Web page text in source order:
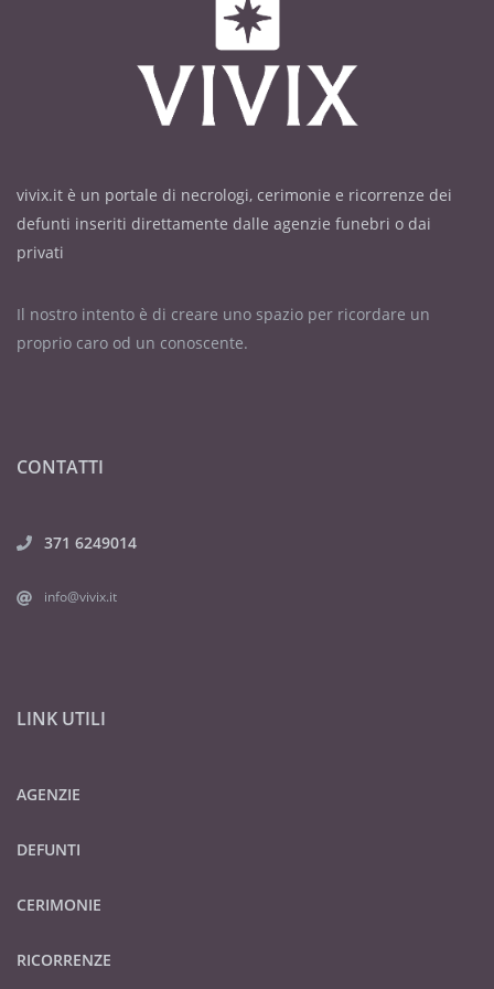
vivix.it è un portale di necrologi, cerimonie e ricorrenze dei
defunti inseriti direttamente dalle agenzie funebri o dai
privati
Il nostro intento è di creare uno spazio per ricordare un
proprio caro od un conoscente.
CONTATTI
371 6249014
info@vivix.it
LINK UTILI
AGENZIE
DEFUNTI
CERIMONIE
RICORRENZE